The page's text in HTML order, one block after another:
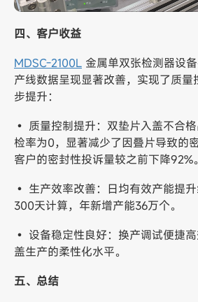
四、客户收益
MDSC-2100L 金属单双张检测器设
产线数据呈现显著改善，实现了质量
步提升：
• 质量控制提升：双垫片入盖不合
检率为0，显著减少了因叠片导致的
客户的密封性投诉量较之前下降92%。
• 生产效率改善：日均有效产能提
300天计算，年新增产能36万个。
• 设备稳定性良好：换产调试便捷
盖生产的柔性化水平。
五、总结